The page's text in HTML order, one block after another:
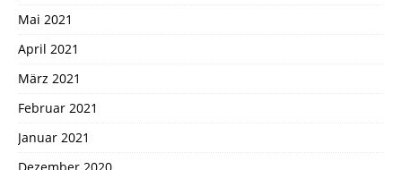
Mai 2021
April 2021
März 2021
Februar 2021
Januar 2021